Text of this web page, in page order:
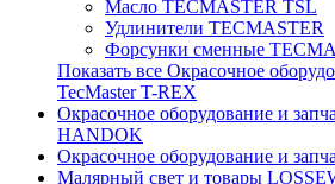
Масло TECMASTER TSL
Удлинители TECMASTER
Форсунки сменные
Показать все Окрасочное
TecMaster T-REX
Окрасочное оборудование и
HANDOK
Окрасочное оборудование и
Малярный свет и товары